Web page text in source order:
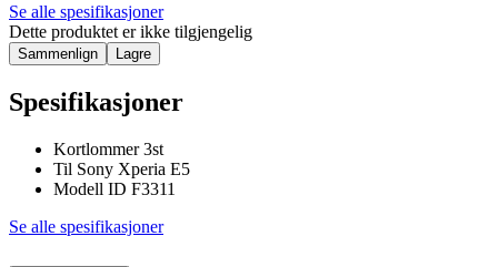
Se alle spesifikasjoner
Dette produktet er ikke tilgjengelig
Sammenlign Lagre
Spesifikasjoner
Kortlommer 3st
Til Sony Xperia E5
Modell ID F3311
Se alle spesifikasjoner